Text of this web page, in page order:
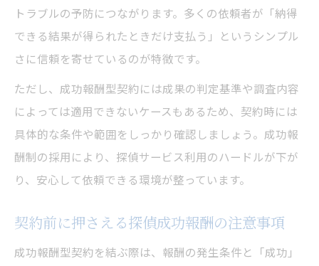
トラブルの予防につながります。多くの依頼者が「納得
できる結果が得られたときだけ支払う」というシンプル
さに信頼を寄せているのが特徴です。
ただし、成功報酬型契約には成果の判定基準や調査内容
によっては適用できないケースもあるため、契約時には
具体的な条件や範囲をしっかり確認しましょう。成功報
酬制の採用により、探偵サービス利用のハードルが下が
り、安心して依頼できる環境が整っています。
契約前に押さえる探偵成功報酬の注意事項
成功報酬型契約を結ぶ際は、報酬の発生条件と「成功」